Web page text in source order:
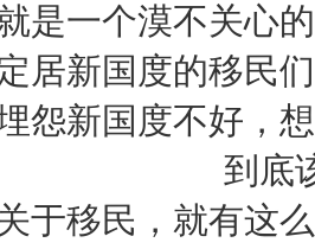
是一个漠不关心
居新国度的移民
怨新国度不好，
移民，就有这么